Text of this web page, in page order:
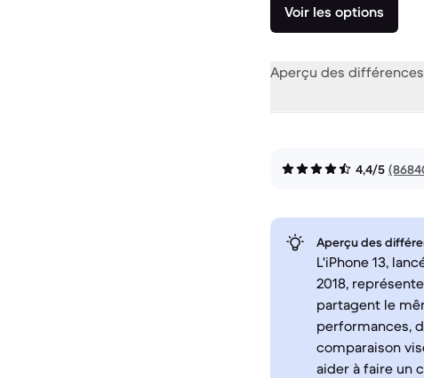
Voir les options
Aperçu des différences
4,4/5
Aperçu des
L'iPhone 13,
2018,
partagent le
performances,
comparaison
aider à faire un